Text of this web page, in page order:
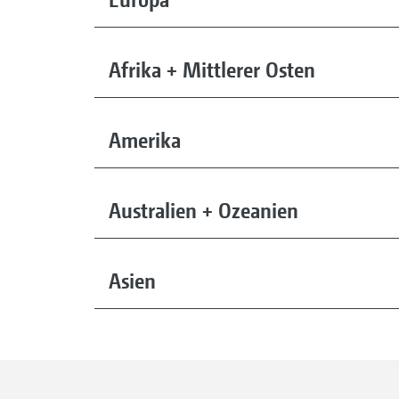
Afrika + Mittlerer Osten
Amerika
Australien + Ozeanien
Asien